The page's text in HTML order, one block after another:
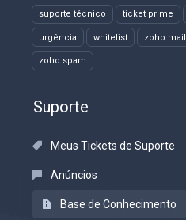
suporte técnico ticket prime
urgência whitelist zoho mail
zoho spam
Suporte
Meus Tickets de Suporte
Anúncios
Base de Conhecimento